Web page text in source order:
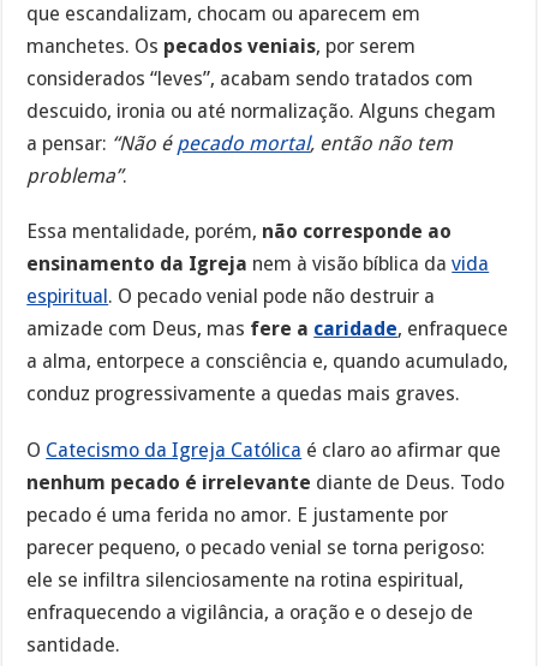
que escandalizam, chocam ou aparecem em
manchetes. Os pecados veniais, por serem
considerados “leves”, acabam sendo tratados com
descuido, ironia ou até normalização. Alguns chegam
a pensar: “Não é pecado mortal, então não tem
problema”.
Essa mentalidade, porém, não corresponde ao
ensinamento da Igreja nem à visão bíblica davida
espiritual . O pecado venial pode não destruir a
amizade com Deus, mas fere a caridade, enfraquece
a alma, entorpece a consciência e, quando acumulado,
conduz progressivamente a quedas mais graves.
O Catecismo da Igreja Católica é claro ao afirmar que
nenhum pecado é irrelevante diante de Deus. Todo
pecado é uma ferida no amor. E justamente por
parecer pequeno, o pecado venial se torna perigoso:
ele se infiltra silenciosamente na rotina espiritual,
enfraquecendo a vigilância, a oração e o desejo de
santidade.